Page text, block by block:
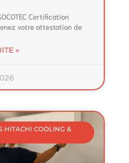
Certification
votre attestation de
»
HITACHI COOLING &